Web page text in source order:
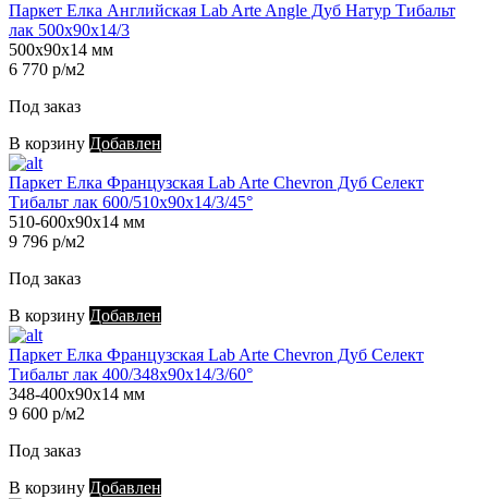
Паркет Елка Английская Lab Arte Angle Дуб Натур Тибальт
лак 500х90х14/3
500х90х14 мм
6 770 р/м2
Под заказ
В корзину Добавлен
Паркет Елка Французская Lab Arte Chevron Дуб Селект
Тибальт лак 600/510х90х14/3/45°
510-600х90х14 мм
9 796 р/м2
Под заказ
В корзину Добавлен
Паркет Елка Французская Lab Arte Chevron Дуб Селект
Тибальт лак 400/348х90х14/3/60°
348-400х90х14 мм
9 600 р/м2
Под заказ
В корзину Добавлен